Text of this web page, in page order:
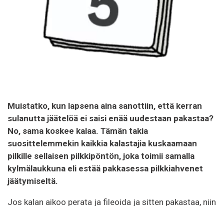
Muistatko, kun lapsena aina sanottiin, että kerran
sulanutta jäätelöä ei saisi enää uudestaan pakastaa?
No, sama koskee kalaa. Tämän takia
suosittelemmekin kaikkia kalastajia kuskaamaan
pilkille sellaisen pilkkipöntön, joka toimii samalla
kylmälaukkuna eli estää pakkasessa pilkkiahvenet
jäätymiseltä.
Jos kalan aikoo perata ja fileoida ja sitten pakastaa, niin